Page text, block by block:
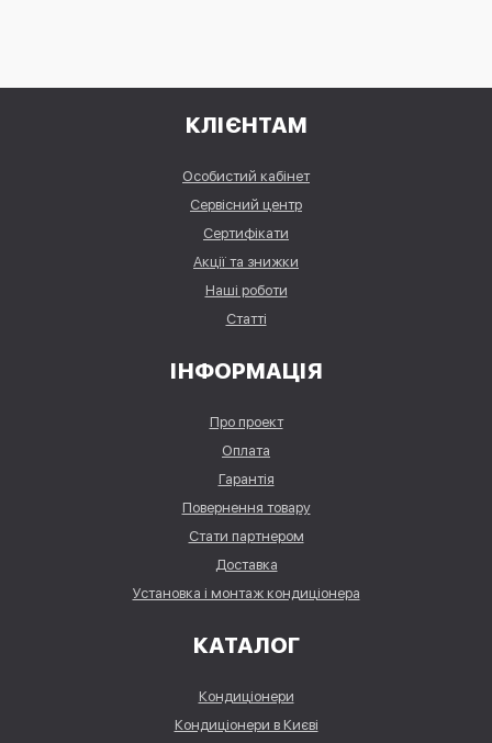
КЛІЄНТАМ
Особистий кабінет
Сервісний центр
Сертифікати
Акції та знижки
Наші роботи
Статті
ІНФОРМАЦІЯ
Про проект
Оплата
Гарантія
Повернення товару
Стати партнером
Доставка
Установка і монтаж кондиціонера
КАТАЛОГ
Кондиціонери
Кондиціонери в Києві